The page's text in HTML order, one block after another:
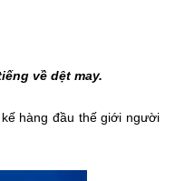
về dệt may.
hàng đầu thế giới người